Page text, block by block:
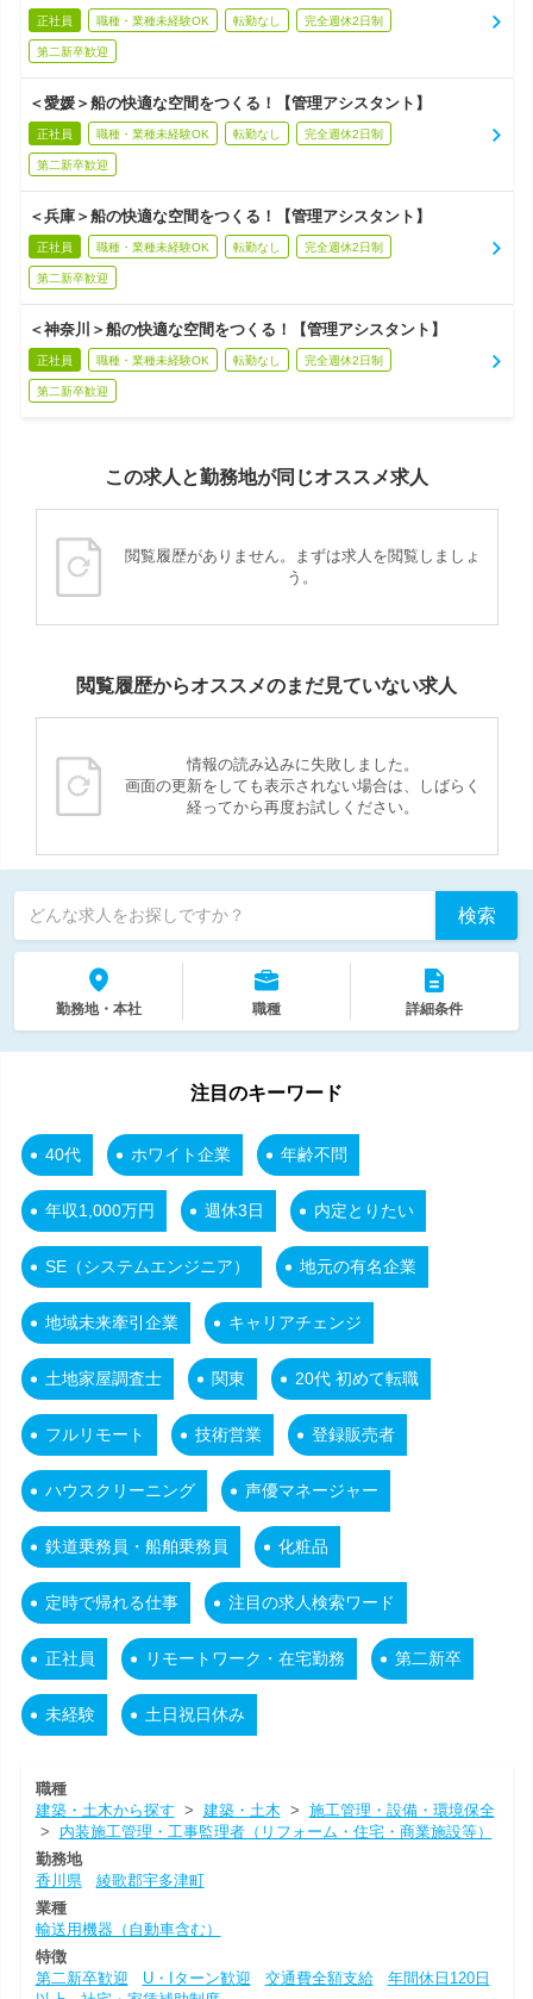
正社員 職種・業種未経験OK 転勤なし 完全週休2日制
第二新卒歓迎
＜愛媛＞船の快適な空間をつくる！【管理アシスタント】
正社員 職種・業種未経験OK 転勤なし 完全週休2日制
第二新卒歓迎
＜兵庫＞船の快適な空間をつくる！【管理アシスタント】
正社員 職種・業種未経験OK 転勤なし 完全週休2日制
第二新卒歓迎
＜神奈川＞船の快適な空間をつくる！【管理アシスタント】
正社員 職種・業種未経験OK 転勤なし 完全週休2日制
第二新卒歓迎
この求人と勤務地が同じオススメ求人
閲覧履歴がありません。まずは求人を閲覧しましょ
う。
閲覧履歴からオススメのまだ見ていない求人
情報の読み込みに失敗しました。
画面の更新をしても表示されない場合は、しばらく
経ってから再度お試しください。
どんな求人をお探しですか？ 検索
勤務地・本社 職種 詳細条件
注目のキーワード
40代 ホワイト企業 年齢不問
年収1,000万円 週休3日 内定とりたい
SE（システムエンジニア） 地元の有名企業
地域未来牽引企業 キャリアチェンジ
土地家屋調査士 関東 20代 初めて転職
フルリモート 技術営業 登録販売者
ハウスクリーニング 声優マネージャー
鉄道乗務員・船舶乗務員 化粧品
定時で帰れる仕事 注目の求人検索ワード
正社員 リモートワーク・在宅勤務 第二新卒
未経験 土日祝日休み
職種
建築・土木から探す > 建築・土木 > 施工管理・設備・環境保全
> 内装施工管理・工事監理者（リフォーム・住宅・商業施設等）
勤務地
香川県
綾歌郡宇多津町
業種
輸送用機器（自動車含む）
特徴
第二新卒歓迎
U・Iターン歓迎 交通費全額支給
年間休日120日